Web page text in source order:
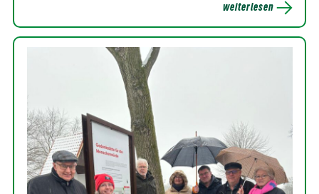
weiterlesen